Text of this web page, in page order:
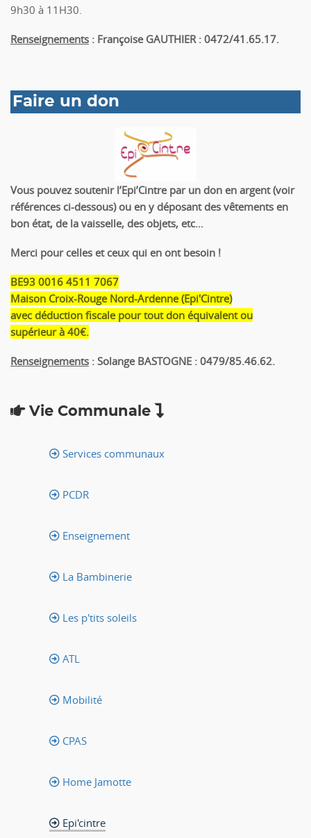
9h30 à 11H30.
Renseignements : Françoise GAUTHIER : 0472/41.65.17.
Faire un don
Vous pouvez soutenir l’Epi’Cintre par un don en argent (voir
références ci-dessous) ou en y déposant des vêtements en
bon état, de la vaisselle, des objets, etc…
Merci pour celles et ceux qui en ont besoin !
BE93 0016 4511 7067
Maison Croix-Rouge Nord-Ardenne (Epi'Cintre)
avec déduction fiscale pour tout don équivalent ou
supérieur à 40€.
Renseignements : Solange BASTOGNE : 0479/85.46.62.
Vie Communale
Services communaux
PCDR
Enseignement
La Bambinerie
Les p'tits soleils
ATL
Mobilité
CPAS
Home Jamotte
Epi'cintre